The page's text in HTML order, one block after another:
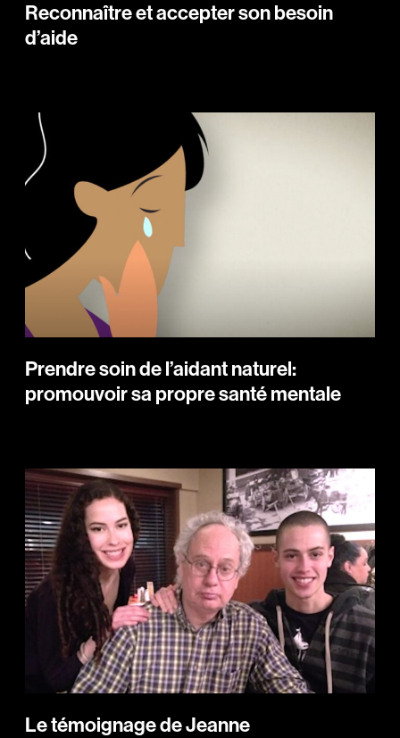
Reconnaître et accepter son besoin
d’aide
Prendre soin de l’aidant naturel:
promouvoir sa propre santé mentale
Le témoignage de Jeanne